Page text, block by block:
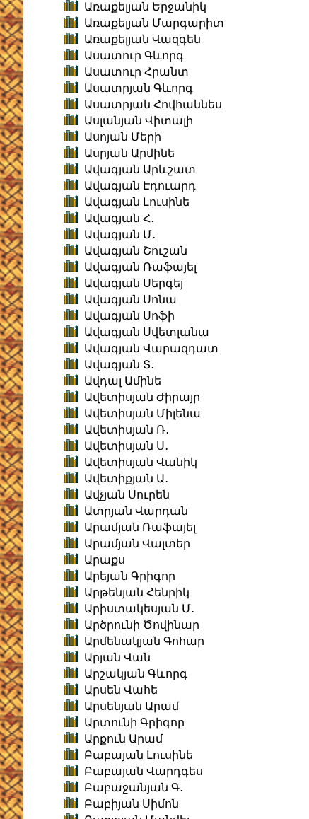
Առաքելյան Երջանիկ
Առաքելյան Մարգարիտ
Առաքելյան Վազգեն
Ասատուր Գևորգ
Ասատուր Հրանտ
Ասատրյան Գևորգ
Ասատրյան Հովհաննես
Ասլանյան Վիտալի
Ասոյան Մերի
Ասրյան Արմինե
Ավագյան Արևշատ
Ավագյան Էդուարդ
Ավագյան Լուսինե
Ավագյան Հ․
Ավագյան Մ․
Ավագյան Շուշան
Ավագյան Ռաֆայել
Ավագյան Սերգեյ
Ավագյան Սոնա
Ավագյան Սոֆի
Ավագյան Սվետլանա
Ավագյան Վարազդատ
Ավագյան Տ․
Ավդալ Ամինե
Ավետիսյան Ժիրայր
Ավետիսյան Միլենա
Ավետիսյան Ռ․
Ավետիսյան Ս․
Ավետիսյան Վանիկ
Ավետիքյան Ա․
Ավչյան Սուրեն
Ատրյան Վարդան
Արամյան Ռաֆայել
Արամյան Վալտեր
Արաքս
Արեյան Գրիգոր
Արթենյան Հենրիկ
Արիստակեսյան Մ․
Արծրունի Ծովինար
Արմենակյան Գոհար
Արյան Վան
Արշակյան Գևորգ
Արսեն Վահե
Արսենյան Արամ
Արտունի Գրիգոր
Արքուն Արամ
Բաբայան Լուսինե
Բաբայան Վարդգես
Բաբաջանյան Գ․
Բաբիյան Սիմոն